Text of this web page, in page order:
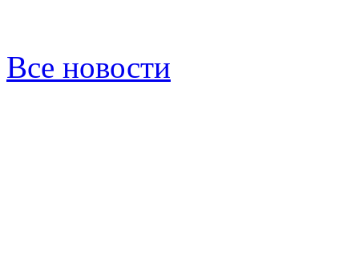
Все новости